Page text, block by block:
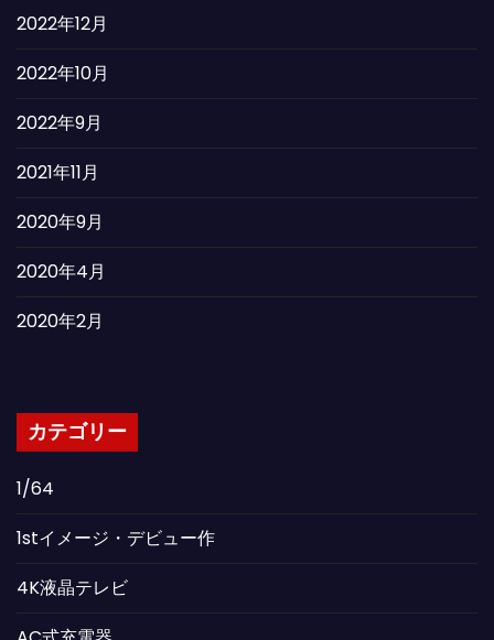
2022年12月
2022年10月
2022年9月
2021年11月
2020年9月
2020年4月
2020年2月
カテゴリー
1/64
1stイメージ・デビュー作
4K液晶テレビ